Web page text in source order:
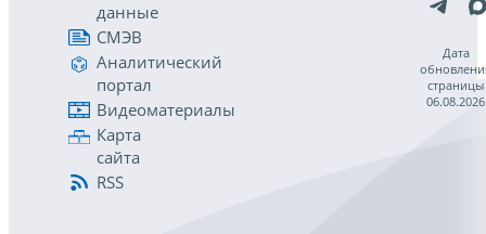
данные
СМЭВ
Аналитический
портал
Видеоматериалы
Карта
сайта
RSS
Дата
страницы
06.08.2026